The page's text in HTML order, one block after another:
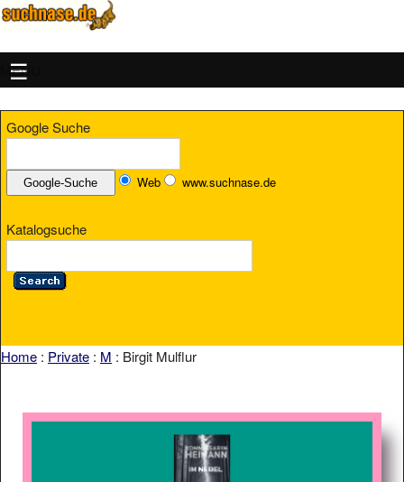
MENU
Google Suche
Web www.suchnase.de
Katalogsuche
Home : Private : M : Birgit Mulflur